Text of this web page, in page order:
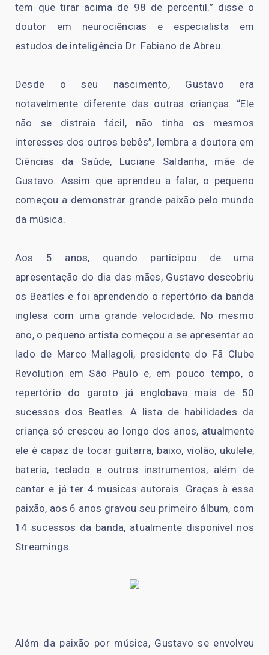
tem que tirar acima de 98 de percentil.” disse o
doutor em neurociências e especialista em
estudos de inteligência Dr. Fabiano de Abreu.
Desde o seu nascimento, Gustavo era
notavelmente diferente das outras crianças. “Ele
não se distraia fácil, não tinha os mesmos
interesses dos outros bebês”, lembra a doutora em
Ciências da Saúde, Luciane Saldanha, mãe de
Gustavo. Assim que aprendeu a falar, o pequeno
começou a demonstrar grande paixão pelo mundo
da música.
Aos 5 anos, quando participou de uma
apresentação do dia das mães, Gustavo descobriu
os Beatles e foi aprendendo o repertório da banda
inglesa com uma grande velocidade. No mesmo
ano, o pequeno artista começou a se apresentar ao
lado de Marco Mallagoli, presidente do Fã Clube
Revolution em São Paulo e, em pouco tempo, o
repertório do garoto já englobava mais de 50
sucessos dos Beatles. A lista de habilidades da
criança só cresceu ao longo dos anos, atualmente
ele é capaz de tocar guitarra, baixo, violão, ukulele,
bateria, teclado e outros instrumentos, além de
cantar e já ter 4 musicas autorais. Graças à essa
paixão, aos 6 anos gravou seu primeiro álbum, com
14 sucessos da banda, atualmente disponível nos
Streamings.
Além da paixão por música, Gustavo se envolveu